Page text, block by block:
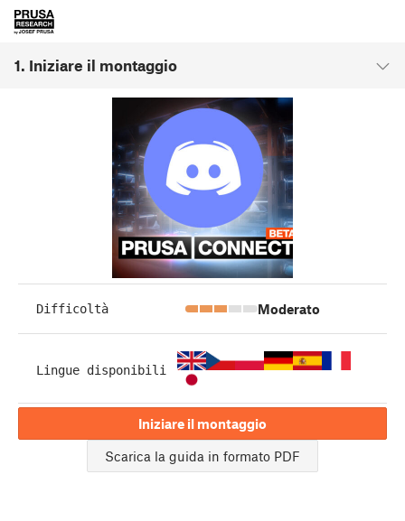
1. Iniziare il montaggio
Difficoltà Moderato
Lingue disponibili
Iniziare il montaggio
Scarica la guida in formato PDF